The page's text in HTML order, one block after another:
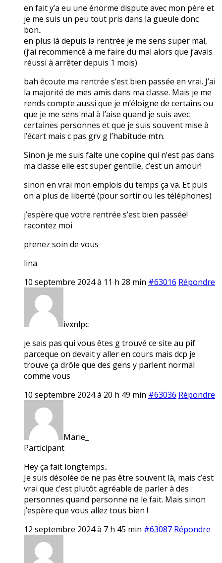
en fait y’a eu une énorme dispute avec mon père et
je me suis un peu tout pris dans la gueule donc
bon..
en plus là depuis la rentrée je me sens super mal,
(j’ai recommencé à me faire du mal alors que j’avais
réussi à arrêter depuis 1 mois)
bah écoute ma rentrée s’est bien passée en vrai. J’ai
la majorité de mes amis dans ma classe. Mais je me
rends compte aussi que je m’éloigne de certains ou
que je me sens mal à l’aise quand je suis avec
certaines personnes et que je suis souvent mise à
l’écart mais c pas grv g l’habitude mtn.
Sinon je me suis faite une copine qui n’est pas dans
ma classe elle est super gentille, c’est un amour!
sinon en vrai mon emplois du temps ça va. Et puis
on a plus de liberté (pour sortir ou les téléphones)
j’espère que votre rentrée s’est bien passée!
racontez moi
prenez soin de vous
lina
10 septembre 2024 à 11 h 28 min #63016 Répondre
ivxnlpc
je sais pas qui vous êtes g trouvé ce site au pif
parceque on devait y aller en cours mais dcp je
trouve ça drôle que des gens y parlent normal
comme vous
10 septembre 2024 à 20 h 49 min #63036 Répondre
Marie_
Participant
Hey ça fait longtemps..
Je suis désolée de ne pas être souvent là, mais c’est
vrai que c’est plutôt agréable de parler à des
personnes quand personne ne le fait. Mais sinon
j’espère que vous allez tous bien !
12 septembre 2024 à 7 h 45 min #63087 Répondre